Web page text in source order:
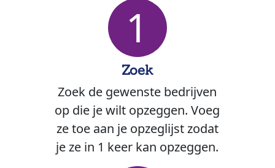
1
Zoek
Zoek de gewenste bedrijven
op die je wilt opzeggen. Voeg
ze toe aan je opzeglijst zodat
je ze in 1 keer kan opzeggen.